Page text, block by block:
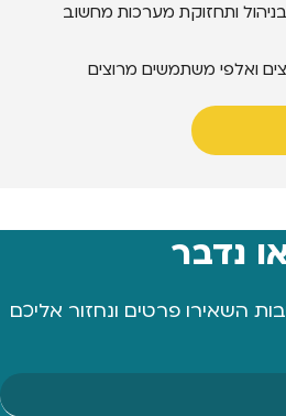
בניהול ותחזוקת מערכות מחשוב
ואלפי משתמשים מרוצים
נדבר
השאירו פרטים ונחזור אליכם